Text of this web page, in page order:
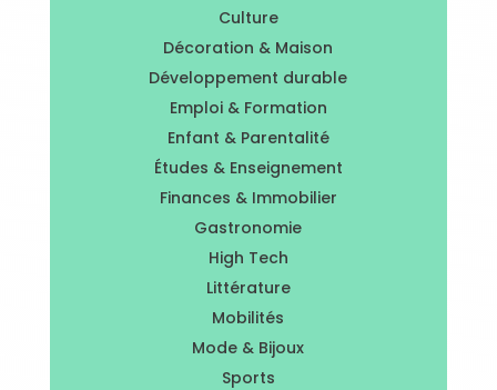
Culture
Décoration & Maison
Développement durable
Emploi & Formation
Enfant & Parentalité
Études & Enseignement
Finances & Immobilier
Gastronomie
High Tech
Littérature
Mobilités
Mode & Bijoux
Sports